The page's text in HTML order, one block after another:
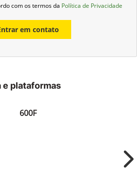
com os termos da Política de Privacidade
em contato
e plataformas
600F